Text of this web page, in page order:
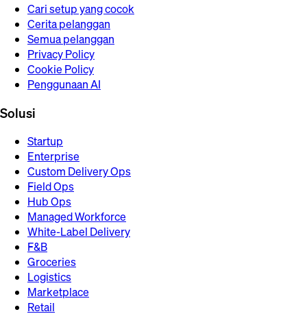
Cari setup yang cocok
Cerita pelanggan
Semua pelanggan
Privacy Policy
Cookie Policy
Penggunaan AI
Solusi
Startup
Enterprise
Custom Delivery Ops
Field Ops
Hub Ops
Managed Workforce
White-Label Delivery
F&B
Groceries
Logistics
Marketplace
Retail